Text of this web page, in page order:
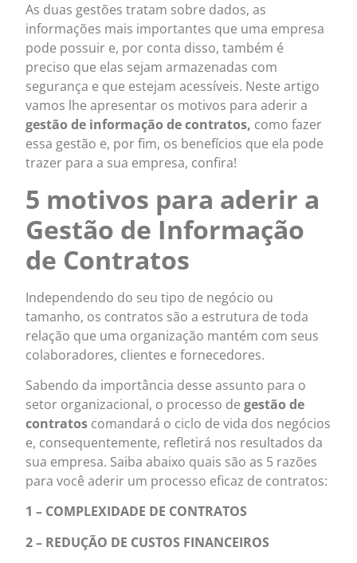
As duas gestões tratam sobre dados, as
informações mais importantes que uma empresa
pode possuir e, por conta disso, também é
preciso que elas sejam armazenadas com
segurança e que estejam acessíveis. Neste artigo
vamos lhe apresentar os motivos para aderir a
gestão de informação de contratos, como fazer
essa gestão e, por fim, os benefícios que ela pode
trazer para a sua empresa, confira!
5 motivos para aderir a
Gestão de Informação
de Contratos
Independendo do seu tipo de negócio ou
tamanho, os contratos são a estrutura de toda
relação que uma organização mantém com seus
colaboradores, clientes e fornecedores.
Sabendo da importância desse assunto para o
setor organizacional, o processo degestão de
contratos comandará o ciclo de vida dos negócios
e, consequentemente, refletirá nos resultados da
sua empresa. Saiba abaixo quais são as 5 razões
para você aderir um processo eficaz de contratos:
1 – COMPLEXIDADE DE CONTRATOS
2 – REDUÇÃO DE CUSTOS FINANCEIROS